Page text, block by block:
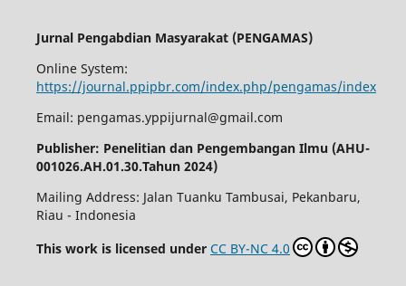
Jurnal Pengabdian Masyarakat (PENGAMAS)
Online System:
https://journal.ppipbr.com/index.php/pengamas/index
Email: pengamas.yppijurnal@gmail.com
Publisher: Penelitian dan Pengembangan Ilmu (AHU-
001026.AH.01.30.Tahun 2024)
Mailing Address: Jalan Tuanku Tambusai, Pekanbaru,
Riau - Indonesia
This work is licensed under CC BY-NC 4.0